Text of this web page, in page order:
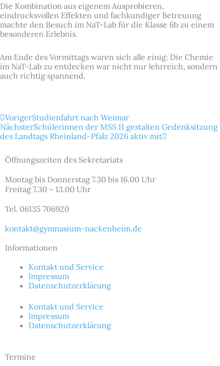
Die Kombination aus eigenem Ausprobieren,
eindrucksvollen Effekten und fachkundiger Betreuung
machte den Besuch im NaT-Lab für die Klasse 6b zu einem
besonderen Erlebnis.
Am Ende des Vormittags waren sich alle einig: Die Chemie
im NaT-Lab zu entdecken war nicht nur lehrreich, sondern
auch richtig spannend.
Zurück
VorigerStudienfahrt nach Weimar
NächsterSchülerinnen der MSS 11 gestalten Gedenksitzung
des Landtags Rheinland-Pfalz 2026 aktiv mit
Öffnungszeiten des Sekretariats
Montag bis Donnerstag 7.30 bis 16.00 Uhr
Freitag 7.30 – 13.00 Uhr
Tel. 06135 706920
kontakt@gymnasium-nackenheim.de
Informationen
Kontakt und Service
Impressum
Datenschutzerklärung
Kontakt und Service
Impressum
Datenschutzerklärung
Termine